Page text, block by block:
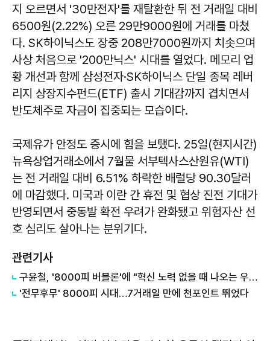
지 오르면서 '30만전자'를 재탈환한 뒤 전 거래일 대비
6500원(2.22%) 오른 29만9000원에 거래를 마쳤
다. SK하이닉스도 장중 208만7000원까지 치솟으며
사상 처음으로 '200만닉스' 시대를 열었다. 메모리 업
황 개선과 함께 삼성전자·SK하이닉스 단일 종목 레버
리지 상장지수펀드(ETF) 출시 기대감까지 겹치면서
반도체주로 자금이 집중되는 모습이다.
국제유가 안정도 증시에 힘을 보탰다. 25일(현지시간)
뉴욕상업거래소에서 7월물 서부텍사스산원유(WTI)
는 전 거래일 대비 6.51% 하락한 배럴당 90.30달러
에 마감했다. 미국과 이란 간 휴전 및 협상 진전 기대가
반영되면서 중동발 확전 우려가 완화됐고 위험자산 선
호 심리도 살아나는 분위기다.
관련기사
구윤철, '8000피 버블론'에 "혁신 노력 없을 때 나오는 우려"
'전무후무' 8000피 시대…7거래일 만에 천포인트 뛰었다